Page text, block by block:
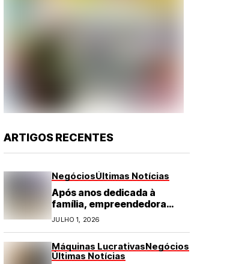
ARTIGOS RECENTES
NegóciosÚltimas Notícias
Após anos dedicada à
família, empreendedora
transforma franquia de
turismo em negócio de
JULHO 1, 2026
Máquinas LucrativasNegócios
Últimas Notícias